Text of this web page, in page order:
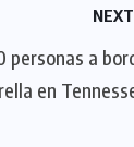
NEXT
personas a
en